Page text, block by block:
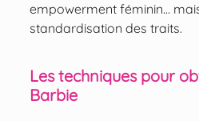
empowerment féminin…
standardisation des traits.
Les techniques pour
Barbie